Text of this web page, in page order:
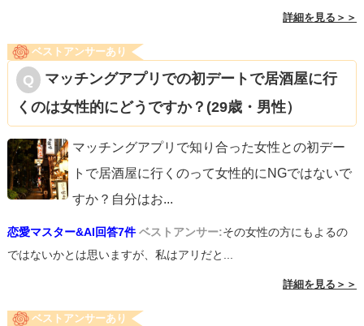
詳細を見る＞＞
ベストアンサーあり
マッチングアプリでの初デートで居酒屋に行
くのは女性的にどうですか？(29歳・男性）
マッチングアプリで知り合った女性との初デー
トで居酒屋に行くのって女性的にNGではないで
すか？自分はお...
恋愛マスター&AI回答7件 ベストアンサー:その女性の方にもよるの
ではないかとは思いますが、私はアリだと...
詳細を見る＞＞
ベストアンサーあり